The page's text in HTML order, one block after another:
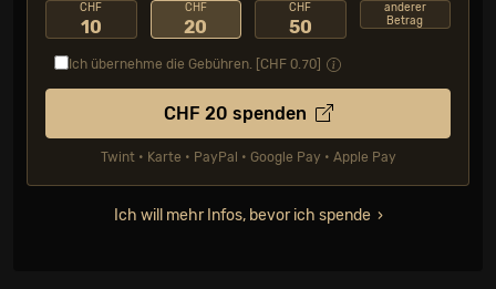
CHF
10
CHF
20
CHF
50
anderer
Betrag
Ich übernehme die Gebühren. [CHF 0.70
CHF 20 spenden
Twint • Karte • PayPal • Google Pay • Apple Pay
Ich will mehr Infos, bevor ich spende